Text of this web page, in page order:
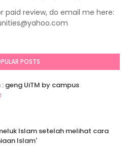
paid review, do email me here:
POSTS
: geng UiTM by campus
Islam setelah melihat cara
Islam'